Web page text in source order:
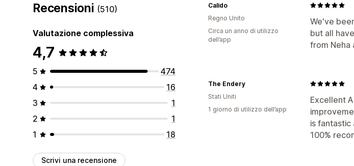
Recensioni (510)
Valutazione complessiva
4,7
5
474
4
16
3
1
2
1
1
18
Scrivi una recensione
We've
but all
from Neha
Calido
Regno Unito
Circa un anno di utilizzo
dell’app
Excellent
is
100%
The Endery
Stati Uniti
1 giorno di utilizzo dell’app